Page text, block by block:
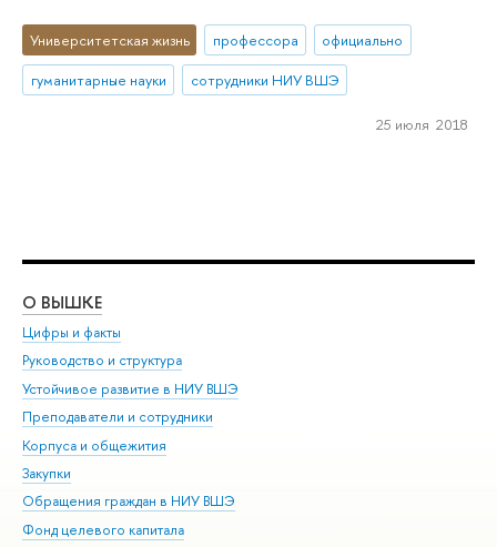
Университетская жизнь профессора
официально
гуманитарные науки
сотрудники НИУ ВШЭ
25 июля 2018
О ВЫШКЕ
Цифры и факты
Руководство и структура
Устойчивое развитие в НИУ ВШЭ
Преподаватели и сотрудники
Корпуса и общежития
Закупки
Обращения граждан в НИУ ВШЭ
Фонд целевого капитала